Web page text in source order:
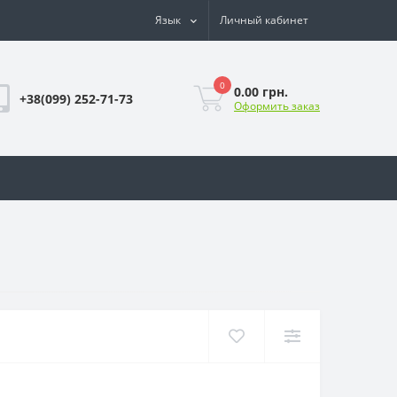
Язык Личный кабинет
+38(099) 252-71-73
0 0.00 грн.
Оформить заказ